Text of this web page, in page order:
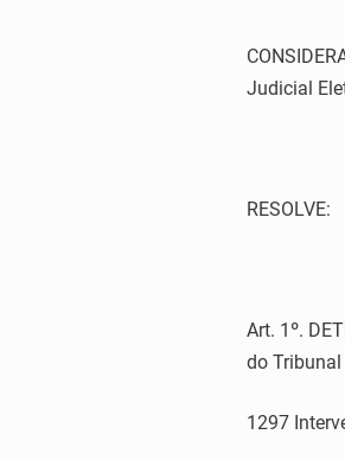
Judicial
RESOLVE:
Art. 1º.
do
1297